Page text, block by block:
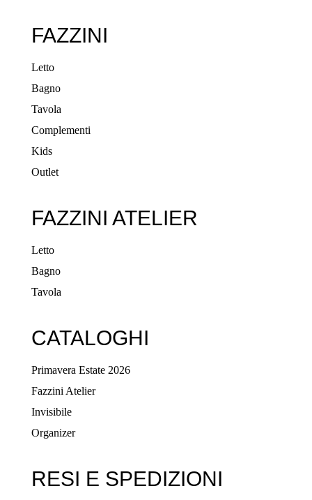
FAZZINI
Letto
Bagno
Tavola
Complementi
Kids
Outlet
FAZZINI ATELIER
Letto
Bagno
Tavola
CATALOGHI
Primavera Estate 2026
Fazzini Atelier
Invisibile
Organizer
RESI E SPEDIZIONI